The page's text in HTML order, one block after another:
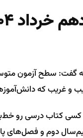
گفت: سطح آزمون
کسی کتاب درسی رو
دوم و فصل‌های